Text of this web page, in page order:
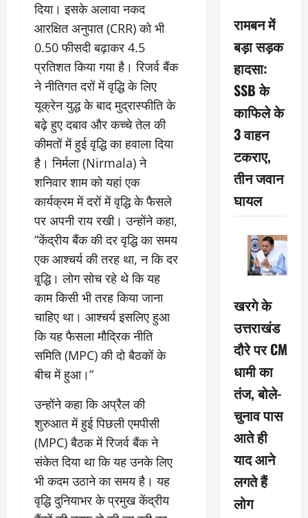
दिया। इसके अलावा नकद
आरक्षित अनुपात (CRR) को भी
0.50 फीसदी बढ़ाकर 4.5
प्रतिशत किया गया है। रिजर्व बैंक
ने नीतिगत दरों में वृद्धि के लिए
यूक्रेन युद्ध के बाद मुद्रास्फीति के
बढ़े हुए दबाव और कच्चे तेल की
कीमतों में हुई वृद्धि का हवाला दिया
है। निर्मला (Nirmala) ने
शनिवार शाम को यहां एक
कार्यक्रम में दरों में वृद्धि के फैसले
पर अपनी राय रखी। उन्होंने कहा,
”केंद्रीय बैंक की दर वृद्धि का समय
एक आश्चर्य की तरह था, न कि दर
वृ्द्धि। लोग सोच रहे थे कि यह
काम किसी भी तरह किया जाना
चाहिए था। आश्चर्य इसलिए हुआ
कि यह फैसला मौद्रिक नीति
समिति (MPC) की दो बैठकों के
बीच में हुआ।”
उन्होंने कहा कि अप्रैल की
शुरुआत में हुई पिछली एमपीसी
(MPC) बैठक में रिजर्व बैंक ने
संकेत दिया था कि यह उनके लिए
भी कदम उठाने का समय है। यह
वृद्धि दुनियाभर के प्रमुख केंद्रीय
रामबन में
बड़ा सड़क
हादसा:
SSB के
काफिले के
3 वाहन
टकराए,
तीन जवान
घायल
खरगे के
उत्तराखंड
दौरे पर CM
धामी का
तंज, बोले-
चुनाव पास
आते ही
याद आने
लगते हैं
लोग